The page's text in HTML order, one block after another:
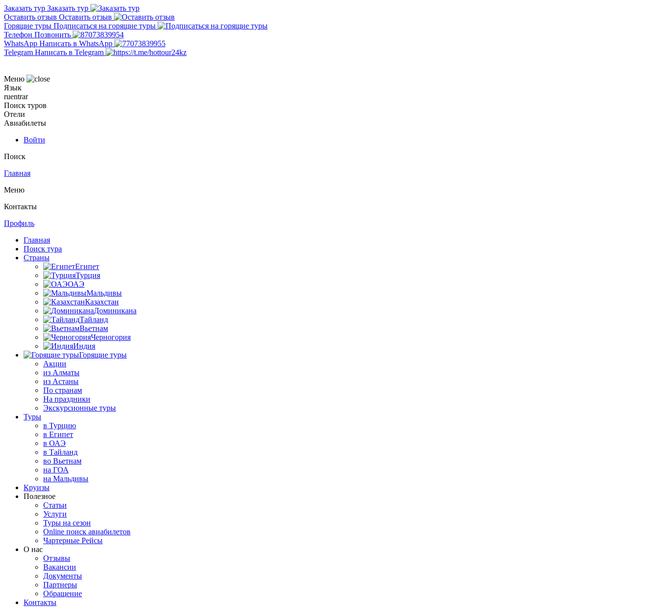
Заказать тур Заказать тур
Оставить отзыв Оставить отзыв
Горящие туры Подписаться на горящие туры
Телефон Позвонить
WhatsApp Написать в WhatsApp
Telegram Написать в Telegram
Меню
Язык
ruentrar
Поиск туров
Отели
Авиабилеты
Войти
Поиск
Главная
Меню
Контакты
Профиль
Главная
Поиск тура
Страны
Египет
Турция
ОАЭ
Мальдивы
Казахстан
Доминикана
Тайланд
Вьетнам
Черногория
Индия
Горящие туры
Акции
из Алматы
из Астаны
По странам
На праздники
Экскурсионные туры
Туры
в Турцию
в Египет
в ОАЭ
в Тайланд
во Вьетнам
на ГОА
на Мальдивы
Круизы
Полезное
Статьи
Услуги
Туры на сезон
Online поиск авиабилетов
Чартерные Рейсы
О нас
Отзывы
Вакансии
Документы
Партнеры
Обращение
Контакты